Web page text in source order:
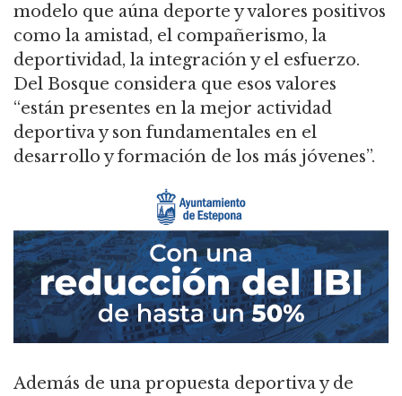
modelo que aúna deporte y valores positivos
como la amistad, el compañerismo, la
deportividad, la integración y el esfuerzo.
Del Bosque considera que esos valores
“están presentes en la mejor actividad
deportiva y son fundamentales en el
desarrollo y formación de los más jóvenes”.
Además de una propuesta deportiva y de